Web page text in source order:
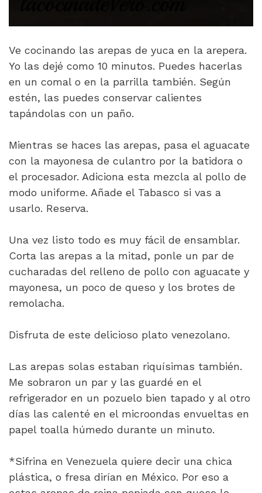
Ve cocinando las arepas de yuca en la arepera.
Yo las dejé como 10 minutos. Puedes hacerlas
en un comal o en la parrilla también. Según
estén, las puedes conservar calientes
tapándolas con un paño.
Mientras se haces las arepas, pasa el aguacate
con la mayonesa de culantro por la batidora o
el procesador. Adiciona esta mezcla al pollo de
modo uniforme. Añade el Tabasco si vas a
usarlo. Reserva.
Una vez listo todo es muy fácil de ensamblar.
Corta las arepas a la mitad, ponle un par de
cucharadas del relleno de pollo con aguacate y
mayonesa, un poco de queso y los brotes de
remolacha.
Disfruta de este delicioso plato venezolano.
Las arepas solas estaban riquísimas también.
Me sobraron un par y las guardé en el
refrigerador en un pozuelo bien tapado y al otro
días las calenté en el microondas envueltas en
papel toalla húmedo durante un minuto.
*Sifrina en Venezuela quiere decir una chica
plástica, o fresa dirían en México. Por eso a